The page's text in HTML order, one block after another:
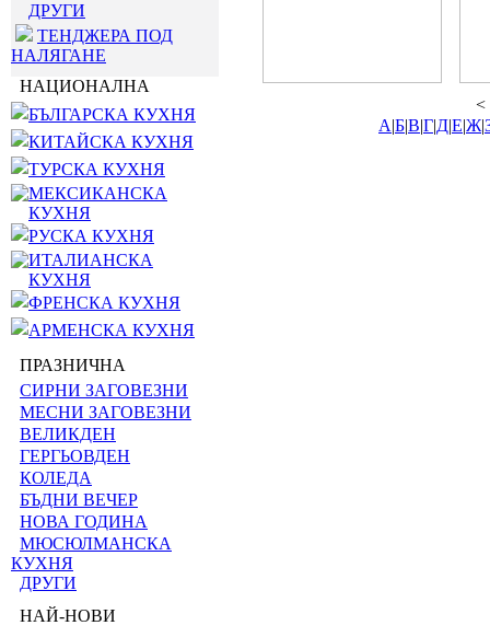
ДРУГИ
ТЕНДЖЕРА ПОД
НАЛЯГАНЕ
НАЦИОНАЛНА
БЪЛГАРСКА КУХНЯ
КИТАЙСКА КУХНЯ
ТУРСКА КУХНЯ
МЕКСИКАНСКА
КУХНЯ
РУСКА КУХНЯ
ИТАЛИАНСКА
КУХНЯ
ФРЕНСКА КУХНЯ
АРМЕНСКА КУХНЯ
ПРАЗНИЧНА
СИРНИ ЗАГОВЕЗНИ
МЕСНИ ЗАГОВЕЗНИ
ВЕЛИКДЕН
ГЕРГЬОВДЕН
КОЛЕДА
БЪДНИ ВЕЧЕР
НОВА ГОДИНА
МЮСЮЛМАНСКА
КУХНЯ
ДРУГИ
НАЙ-НОВИ
<
А|Б|В|Г|Д|Е|Ж|